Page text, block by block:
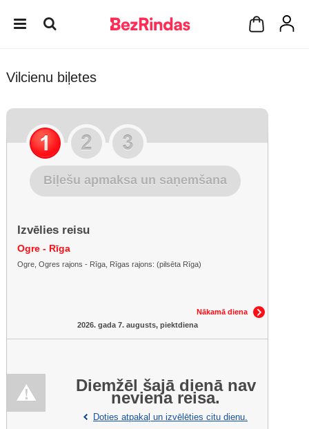
Vilcienu biļetes
Biļešu apmaksa un saņemšana
Izvēlies reisu
Ogre - Rīga
Ogre, Ogres rajons - Rīga, Rīgas rajons: (pilsēta Rīga)
Nākamā diena
2026. gada 7. augusts, piektdiena
Diemžēl šajā dienā nav
neviena reisa.
Doties atpakaļ un izvēlēties citu dienu.